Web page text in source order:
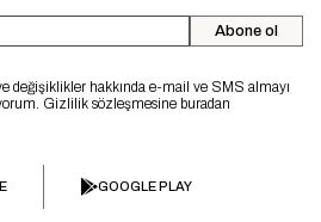
Abone ol
değişiklikler hakkında e-mail ve SMS almayı
Gizlilik sözleşmesine buradan
GOOGLE PLAY